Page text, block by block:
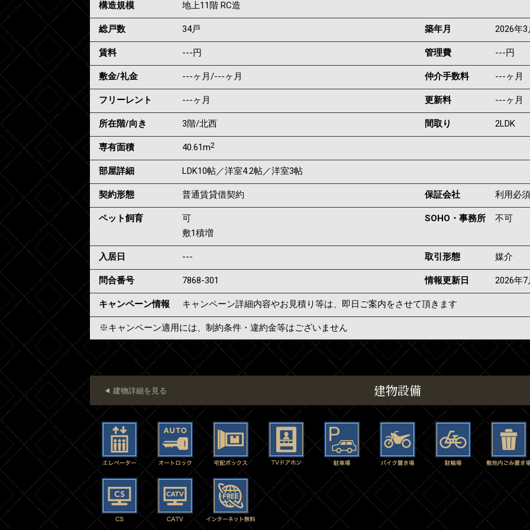
構造規模 地上11階 RC造
総戸数 34戸 築年月 2026年3
賃料 ---円 管理費 ---円
敷金/礼金 ---ヶ月/---ヶ月 仲介手数料 ---ヶ月
フリーレント ---ヶ月 更新料 ---ヶ月
所在階/向き 3階/北西 間取り 2LDK
専有面積 40.61m2
部屋詳細 LDK10帖／洋室4.2帖／洋室3帖
契約形態 普通賃貸借契約 保証会社 利用必須
ペット飼育
可
敷1積増
SOHO・事務所 不可
入居日 --- 取引形態 媒介
問合番号 7868-301 情報更新日 2026年
キャンペーン情報 キャンペーン詳細内容やお見積り等は、即日ご案内をさせて頂きます
※キャンペーン適用には、制約条件・違約金等はございません
建物設備
建物詳細を見る